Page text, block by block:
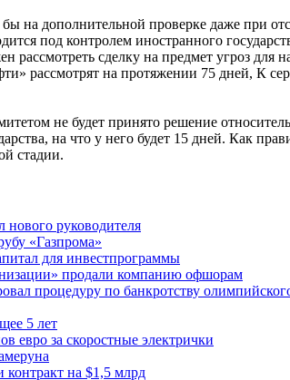
на дополнительной проверке даже при
под контролем иностранного
рассмотреть сделку на предмет угроз для
рассмотрят на протяжении 75 дней, К
не будет принято решение
на что у него будет 15 дней. Как
стадии.
нового руководителя
«Газпрома»
для инвестпрограммы
продали компанию офшорам
процедуру по банкротству
5 лет
евро за скоростные электрички
на $1,5 млрд